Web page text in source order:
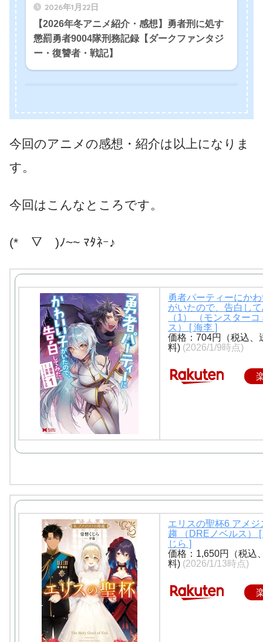
2026年1月22日
【2026年冬アニメ紹介・感想】勇者刑に処す
懲罰勇者9004隊刑務記録【ダークファンタジ
ー・復讐者・戦記】
今回のアニメの感想・紹介は以上になりま
す。
今回はこんなところです。
(*￣▽￣)ﾉ~~ ﾏﾀﾈｰ♪
勇者パーティーにか
がいたので、告白し
（1） （モンスター
ス） [ 海李 ]
価格：704円（税込、
料) (2026/1/9時点)
エリスの聖杯6 アメジ
趨 （DREノベルス）
じら ]
価格：1,650円（税込
料) (2026/1/13時点)